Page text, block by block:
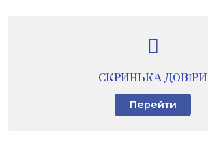
СКРИНЬКА ДОВІРИ
Перейти